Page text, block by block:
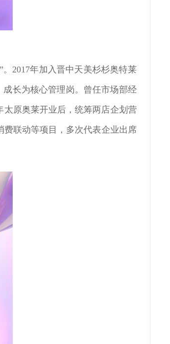
2017年加入晋中天美杉杉奥特莱
长为核心管理岗。曾任市场部经
太原奥莱开业后，统筹两店企划营
费联动等项目，多次代表企业出席